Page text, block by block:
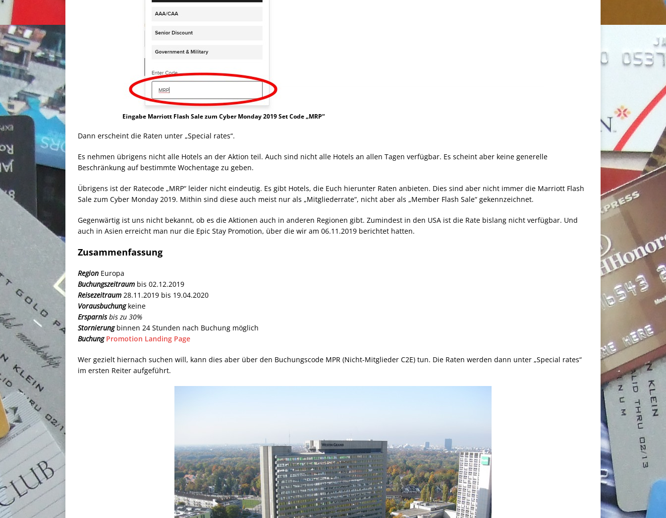
Eingabe Marriott Flash Sale zum Cyber Monday 2019 Set Code „MRP“
Dann erscheint die Raten unter „Special rates“.
Es nehmen übrigens nicht alle Hotels an der Aktion teil. Auch sind nicht alle Hotels an allen Tagen verfügbar. Es scheint aber keine generelle
Beschränkung auf bestimmte Wochentage zu geben.
Übrigens ist der Ratecode „MRP“ leider nicht eindeutig. Es gibt Hotels, die Euch hierunter Raten anbieten. Dies sind aber nicht immer die Marriott Flash
Sale zum Cyber Monday 2019. Mithin sind diese auch meist nur als „Mitgliederrate“, nicht aber als „Member Flash Sale“ gekennzeichnet.
Gegenwärtig ist uns nicht bekannt, ob es die Aktionen auch in anderen Regionen gibt. Zumindest in den USA ist die Rate bislang nicht verfügbar. Und
auch in Asien erreicht man nur die Epic Stay Promotion, über die wir am 06.11.2019 berichtet hatten.
Zusammenfassung
Region Europa
Buchungszeitraum bis 02.12.2019
Reisezeitraum 28.11.2019 bis 19.04.2020
Vorausbuchungkeine
Ersparnisbis zu 30%
Stornierungbinnen 24 Stunden nach Buchung möglich
Buchung Promotion Landing Page
Wer gezielt hiernach suchen will, kann dies aber über den Buchungscode MPR (Nicht-Mitglieder C2E) tun. Die Raten werden dann unter „Special rates“
im ersten Reiter aufgeführt.